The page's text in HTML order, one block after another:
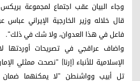
وجاء البيان عقب اجتماع لمجموعة
قال خلاله وزير الخارجية الإيراني
فاعل في هذا العدوان، ولا شك في ذلك".
واضاف عراقجي في تصريحات أوردتها
الإسلامية للأنباء (إرنا) "نصحت ممثلي
تل أبيب وواشنطن "لا يمكنهما ضمان